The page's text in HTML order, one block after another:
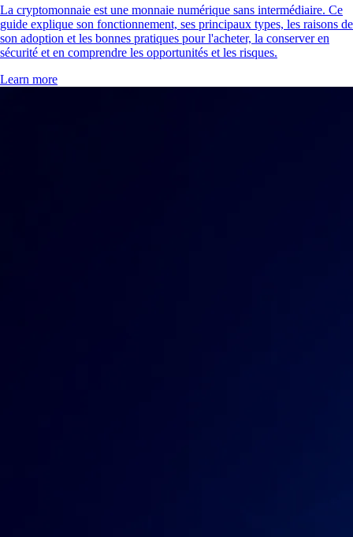
La cryptomonnaie est une monnaie numérique sans intermédiaire. Ce
guide explique son fonctionnement, ses principaux types, les raisons de
son adoption et les bonnes pratiques pour l'acheter, la conserver en
sécurité et en comprendre les opportunités et les risques.
Learn more